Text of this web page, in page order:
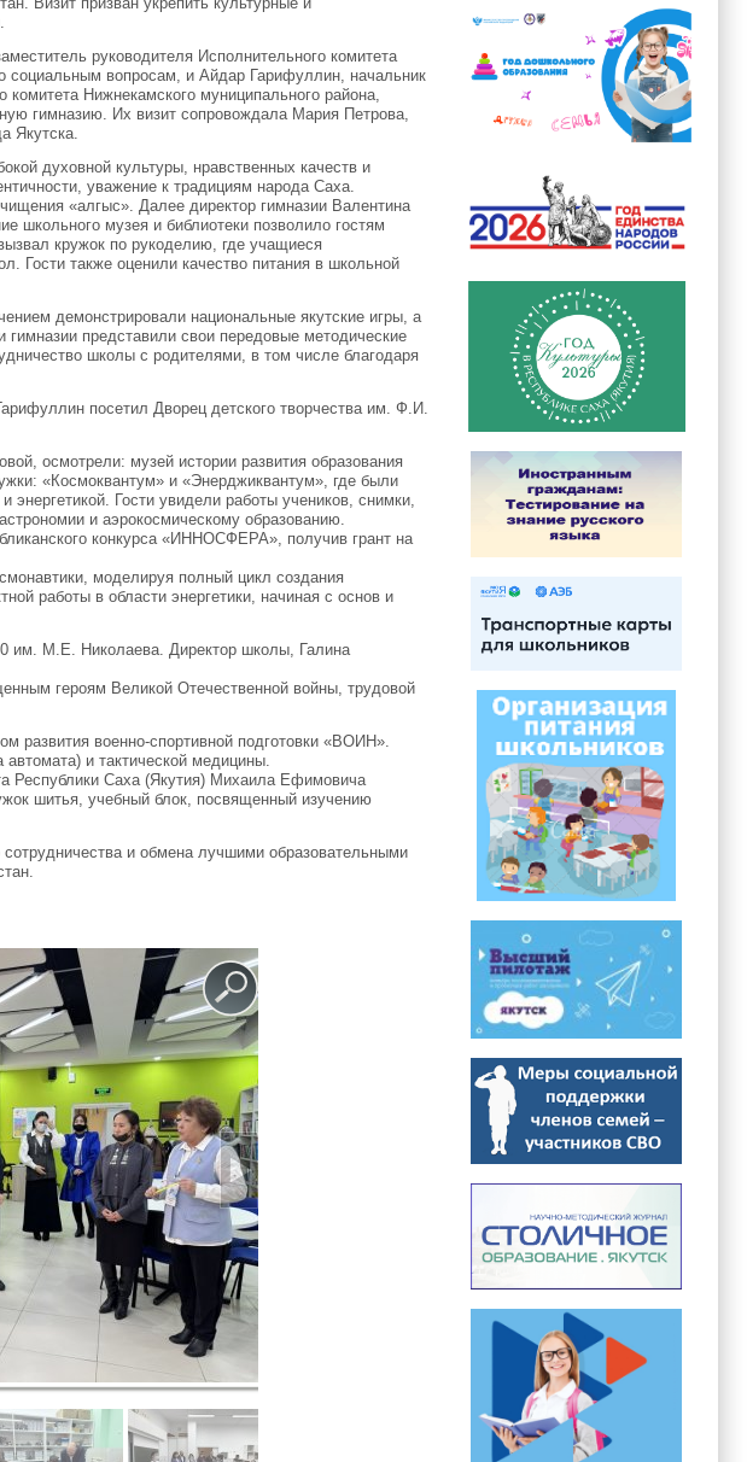
руководителя Исполнительного комитета
социальным вопросам, и Айдар Гарифуллин, начальник
комитета Нижнекамского муниципального района,
гимназию. Их визит сопровождала Мария Петрова,
Якутска.
духовной культуры, нравственных качеств и
уважение к традициям народа Саха.
«алгыс». Далее директор гимназии Валентина
школьного музея и библиотеки позволило гостям
кружок по рукоделию, где учащиеся
Гости также оценили качество питания в школьной
демонстрировали национальные якутские игры, а
гимназии представили свои передовые методические
школы с родителями, в том числе благодаря
посетил Дворец детского творчества им. Ф.И.
осмотрели: музей истории развития образования
«Космоквантум» и «Энерджиквантум», где были
Гости увидели работы учеников, снимки,
и аэрокосмическому образованию.
конкурса «ИННОСФЕРА», получив грант на
моделируя полный цикл создания
работы в области энергетики, начиная с основ и
им. М.Е. Николаева. Директор школы, Галина
героям Великой Отечественной войны, трудовой
развития военно-спортивной подготовки «ВОИН».
и тактической медицины.
Республики Саха (Якутия) Михаила Ефимовича
шитья, учебный блок, посвященный изучению
и обмена лучшими образовательными